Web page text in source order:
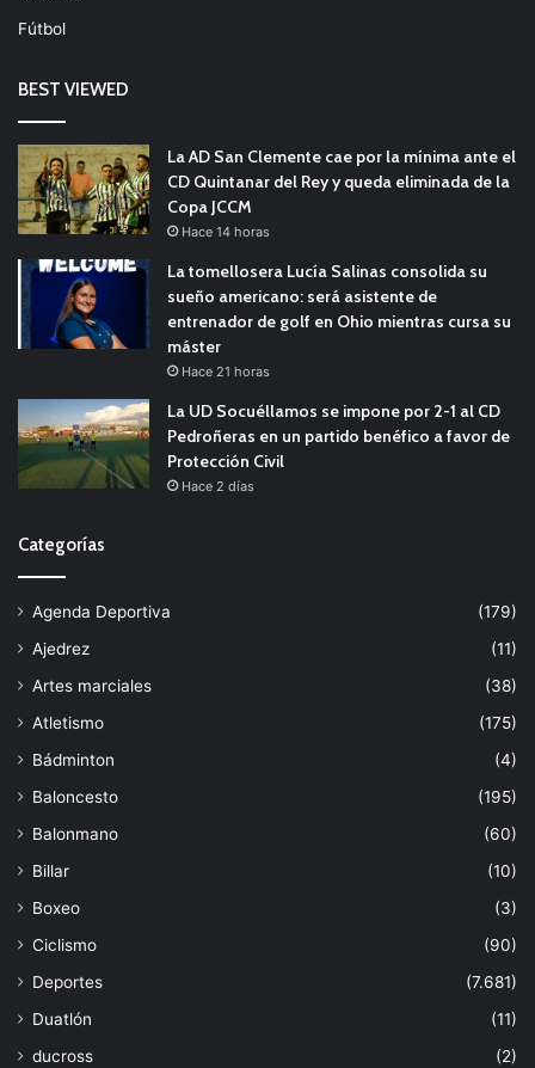
Fútbol
BEST VIEWED
La AD San Clemente cae por la mínima ante el
CD Quintanar del Rey y queda eliminada de la
Copa JCCM
Hace 14 horas
La tomellosera Lucía Salinas consolida su
sueño americano: será asistente de
entrenador de golf en Ohio mientras cursa su
máster
Hace 21 horas
La UD Socuéllamos se impone por 2-1 al CD
Pedroñeras en un partido benéfico a favor de
Protección Civil
Hace 2 días
Categorías
Agenda Deportiva
(179)
Ajedrez
(11)
Artes marciales
(38)
Atletismo
(175)
Bádminton
(4)
Baloncesto
(195)
Balonmano
(60)
Billar
(10)
Boxeo
(3)
Ciclismo
(90)
Deportes
(7.681)
Duatlón
(11)
ducross
(2)